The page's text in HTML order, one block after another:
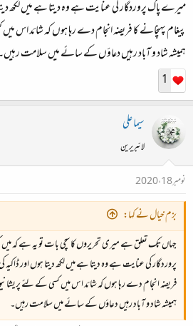
میرے پاک پروردگار کی عنایت ہے وہ دیتا ہے میں لکھ
پیغام پہنچانے کا فریضہ انجام دے رہا ہوں کہ شائد اس
ہمیشہ شاد و آباد رہیں دعاؤں کے سائے میں سلامت
1
سیما علی
لائبریرین
نومبر 18، 2020
بزم خیال نے کہا:
جہاں تک تعلق ہے میری تحریروں کا سچی بات تو یہ ہے کہ
پروردگار کی عنایت ہے وہ دیتا ہے میں لکھ دیتا ہوں اور
فریضہ انجام دے رہا ہوں کہ شائد اس میں کسی کے لئے
ہمیشہ شاد و آباد رہیں دعاؤں کے سائے میں سلامت رہیں۔